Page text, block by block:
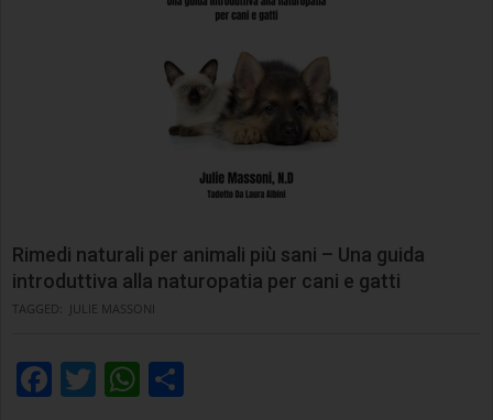
Rimedi naturali per animali più sani – Una guida
introduttiva alla naturopatia per cani e gatti
TAGGED: JULIE MASSONI
Facebook
TwitterWhatsApp